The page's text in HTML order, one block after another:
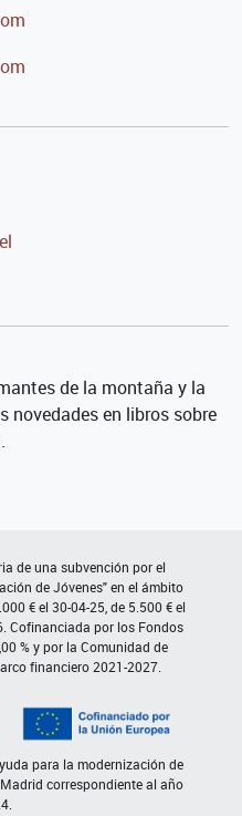
de la montaña y la
novedades en libros sobre
de una subvención por el
de Jóvenes" en el ámbito
€ el 30-04-25, de 5.500 € el
Cofinanciada por los Fondos
% y por la Comunidad de
financiero 2021-2027.
para la modernización de
correspondiente al año